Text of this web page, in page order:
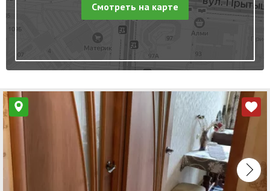
Смотреть на карте